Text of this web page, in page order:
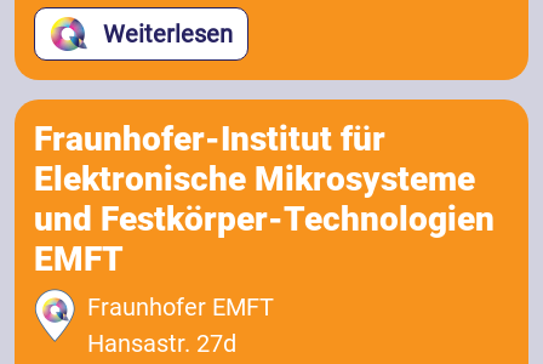
Weiterlesen
Fraunhofer-Institut für
Elektronische Mikrosysteme
und Festkörper-Technologien
EMFT
Fraunhofer EMFT
Hansastr. 27d